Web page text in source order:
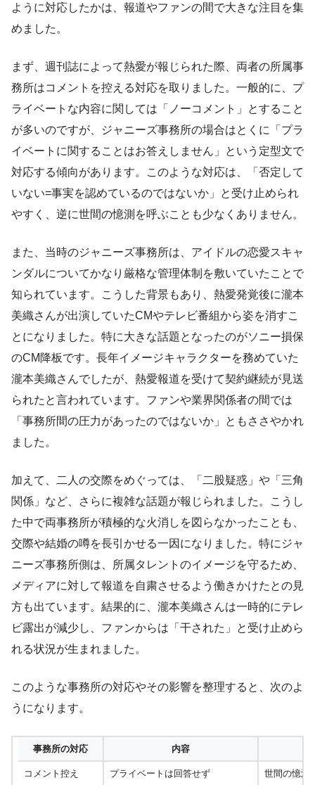
ように対応したかは、報道やファンの間で大きな注目を集
めました。
まず、週刊誌によって熱愛が報じられた際、両者の所属事
務所はコメントを控える対応を取りました。一般的に、プ
ライベートな内容に関しては「ノーコメント」とすること
が多いのですが、ジャニーズ事務所の場合はとくに「プラ
イベートに関することはお答えしません」という定型文で
対応する傾向があります。このような対応は、「否定して
いない=事実を認めているのではないか」と受け止められ
やすく、逆に世間の憶測を呼ぶことも少なくありません。
また、当時のジャニーズ事務所は、アイドルの恋愛スキャ
ンダルについてかなり厳格な管理体制を敷いていたことで
知られています。こうした背景もあり、熱愛発覚後に瀧本
美織さんが出演していたCMやテレビ番組から姿を消すこ
とになりました。特に大きな話題となったのがソニー損保
のCM降板です。長年イメージキャラクターを務めていた
瀧本美織さんでしたが、熱愛報道を受けて契約継続が見送
られたと言われています。ファンや業界関係者の間では
「事務所間の圧力があったのではないか」ともささやかれ
ました。
加えて、二人の交際をめぐっては、「二股疑惑」や「三角
関係」など、さらに複雑な話題が報じられました。こうし
た中で両事務所が積極的な火消しを図らなかったことも、
交際や結婚の噂を長引かせる一因になりました。特にジャ
ニーズ事務所側は、所属タレントのイメージを守るため、
メディアに対して報道を自粛させるよう働きかけたとの見
方も出ています。結果的に、瀧本美織さんは一時的にテレ
ビ露出が減少し、ファンからは「干された」と受け止めら
れる状況が生まれました。
このような事務所の対応やその影響を整理すると、次のよ
うになります。
事務所の対応 内容
コメント控え プライベートは回答せず 世間の憶測